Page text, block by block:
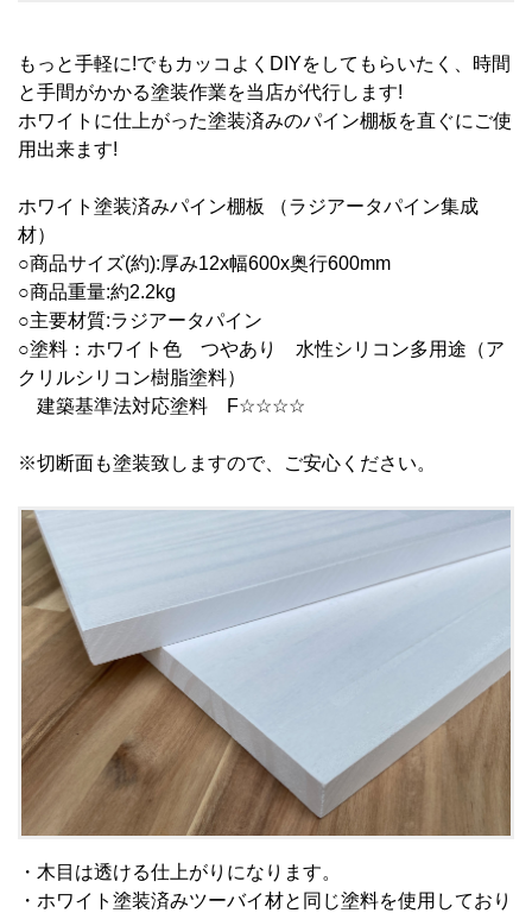
もっと手軽に!でもカッコよくDIYをしてもらいたく、時間
と手間がかかる塗装作業を当店が代行します!
ホワイトに仕上がった塗装済みのパイン棚板を直ぐにご使
用出来ます!
ホワイト塗装済みパイン棚板 （ラジアータパイン集成
材）
○商品サイズ(約):厚み12x幅600x奥行600mm
○商品重量:約2.2kg
○主要材質:ラジアータパイン
○塗料：ホワイト色 つやあり 水性シリコン多用途（ア
クリルシリコン樹脂塗料）
建築基準法対応塗料 F☆☆☆☆
※切断面も塗装致しますので、ご安心ください。
・木目は透ける仕上がりになります。
・ホワイト塗装済みツーバイ材と同じ塗料を使用しており